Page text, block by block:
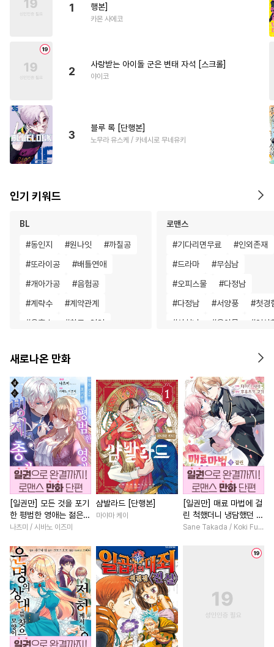
1
행본]
카몬 사에코
2
사랑받는 아이돌 군은 변태 자석 [스크롤]
야이코
3
블루 록 [단행본]
노무라 유스케 / 카네시로 무네유키
인기 키워드
BL
#동인지 #원나잇 #까칠공
#또라이공 #배틀연애
#개아가공 #음험공
#계략수 #계약관계
#유혹수 #친구>연인
#평범수 #얼빠수
#드라마 #하드코어
#이세계물 #OO버스
# 성인용품 #능욕수
#리맨물 #집착수
#역사/시대물 #고수위
#트라우마 #BDSM
#후회수 #재벌공
#옴니버스 #유혹 #부부
#대형견공 #
오메가버스
#키작공 #연예계 #연상공
#안경수 #동거 #계략공
#변태수 #상처수 #첫경험
#초능력 #모럴리스
로맨스
#기다리면무료 #인외존재
#드라마 #무심남
#오피스물 #다정남
#다정남 #서양풍 #첫경
#상처녀 #육아물 #영상
성장
#명문세가 #소설원작
#섹스파트너 #절륜
#동양풍 #동거 #복수물
#평범녀 #영혼바뀜
# 성장물 #친구
#학원/캠퍼스 #나이차커플
현대물 #능력녀 # 조신
환생물 #친구>연인
#직진녀
#개그/코믹
#
# 복수
#고수위 #평범남
#
새로나온 만화
[일권만] 모든 것을 포기
한 평범한 영애는 젊은
빙제의 총애를 받는다
나츠미 / 시바노 이즈미
샴발라드 [단행본]
마야마 케이
[일권만] 매료 마법에 걸
린 척했더니 냉담했던 약
혼자가 맹목적인 사랑꾼Sane Takada / Koki Fuyutsuki